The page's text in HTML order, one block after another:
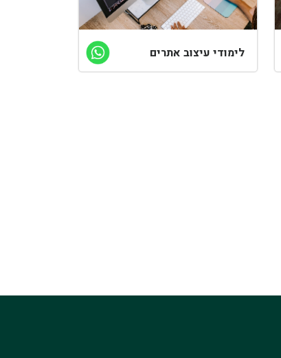
לימודי עיצוב אתרים